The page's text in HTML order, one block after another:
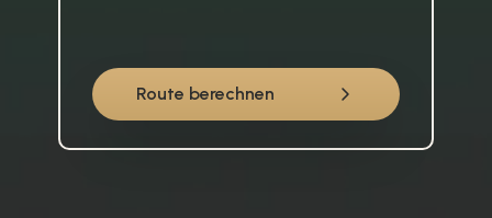
Route berechnen